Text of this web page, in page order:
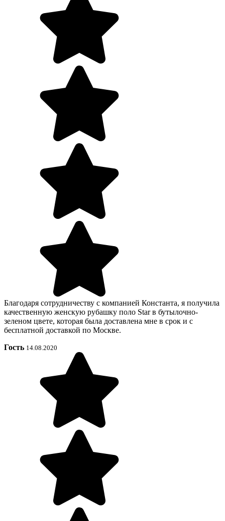
Благодаря сотрудничеству с компанией Константа, я получила
качественную женскую рубашку поло Star в бутылочно-
зеленом цвете, которая была доставлена мне в срок и с
бесплатной доставкой по Москве.
Гость 14.08.2020